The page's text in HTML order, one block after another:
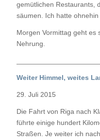
gemütlichen Restaurants,
säumen. Ich hatte ohnehin
Morgen Vormittag geht es
Nehrung.
Weiter Himmel, weites
29. Juli 2015
Die Fahrt von Riga nach
führte einige hundert
Straßen. Je weiter ich